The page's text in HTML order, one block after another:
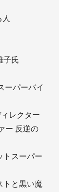
子氏
ーパーバイ
レクター
ー 反逆の
トスーパー
トと黒い魔